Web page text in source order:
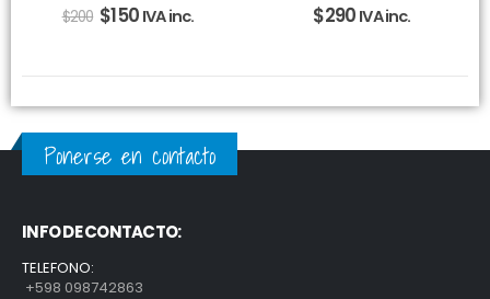
$200 $150 IVA inc. $290 IVA inc.
Ponerse en contacto
INFO DE CONTACTO:
TELEFONO:
+598 098742863